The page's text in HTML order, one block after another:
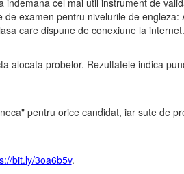
examen pentru nivelurile de
care dispune de conexiune la internet.
alocata probelor. Rezultatele indica
pentru orice candidat, iar sute de
bit.ly/3oa6b5v.